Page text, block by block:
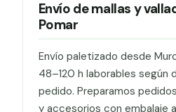
Envío de mallas y
Pomar
Envío paletizado desde
48–120 h laborables según
pedido. Preparamos
y accesorios con embalaje